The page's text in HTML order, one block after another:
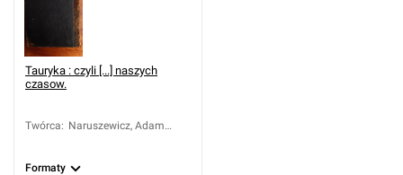
Tauryka : czyli [...] naszych
czasow.
Twórca: Naruszewicz, Adam
Formaty